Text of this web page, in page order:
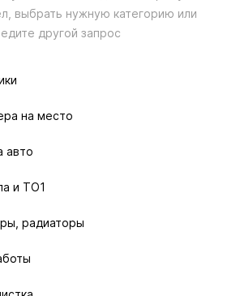
выбрать нужную категорию или
другой запрос
на место
авто
и ТО1
радиаторы